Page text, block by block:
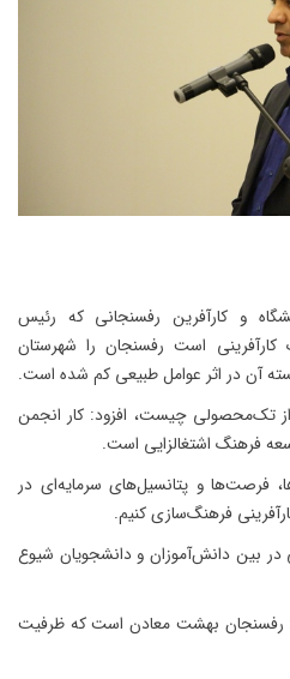
و کارآفرین رفسنجانی که رئیس
است رفسنجان را شهرستان
در اثر عوامل طبیعی کم شده است.
تک‌محصولی چیست، افزود: کار انجمن
فرهنگ اشتغالزایی است.
فرصت‌ها و پتانسیل‌های سرمایه‌ای در
فرهنگ‌سازی کنیم.
در بین دانش‌آموزان و دانشجویان شیوع
رفسنجان بهشت معادن است که ظرفیت